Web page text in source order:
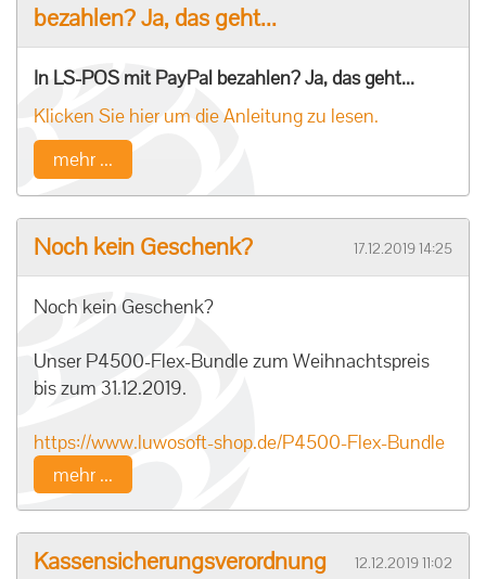
bezahlen? Ja, das geht...
In LS-POS mit PayPal bezahlen? Ja, das geht...
Klicken Sie hier um die Anleitung zu lesen.
mehr ...
Noch kein Geschenk? 17.12.2019 14:25
Noch kein Geschenk?
Unser P4500-Flex-Bundle zum Weihnachtspreis
bis zum 31.12.2019.
https://www.luwosoft-shop.de/P4500-Flex-Bundle
mehr ...
Kassensicherungsverordnung
12.12.2019 11:02